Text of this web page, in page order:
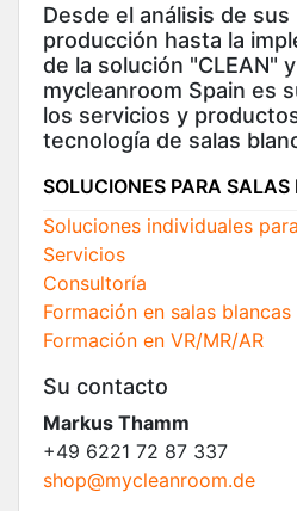
Desde el análisis de
producción hasta la
de la solución "CLEAN"
mycleanroom Spain es
los servicios y
tecnología de salas
SOLUCIONES PARA
Soluciones individuales
Servicios
Consultoría
Formación en salas blancas
Formación en VR/MR/AR
Su contacto
Markus Thamm
+49 6221 72 87 337
shop@mycleanroom.de